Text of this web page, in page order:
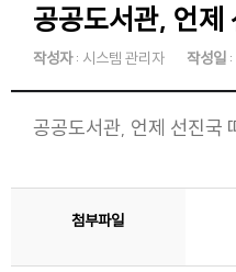
공공도서관, 언
작성자: 시스템 관리자 작성일
공공도서관, 언제 선진국
첨부파일